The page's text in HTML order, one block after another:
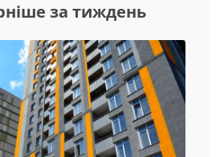
за тиждень